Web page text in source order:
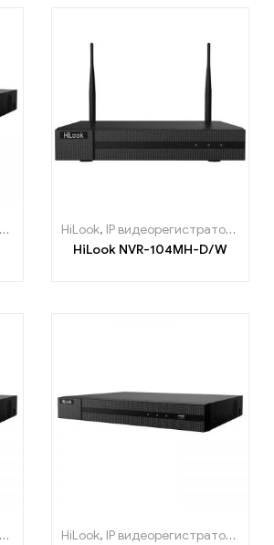
HiLook, IP видеорегистраторы
HiLook NVR-104MH-D/W
HiLook, IP видеорегистраторы